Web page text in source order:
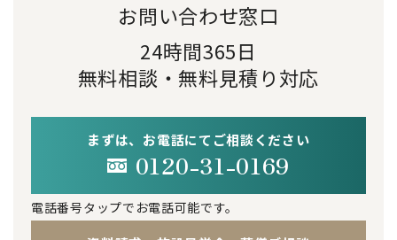
お問い合わせ窓口
24時間365日
無料相談・無料見積り対応
まずは、お電話にてご相談ください
0120-31-0169
電話番号タップでお電話可能です。